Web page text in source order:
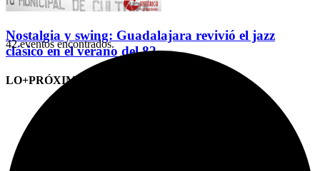
Nostalgia y swing: Guadalajara revivió el jazz
clásico en el verano del 82
LO+PRÓXIMO (CITAS)
42 eventos encontrados.